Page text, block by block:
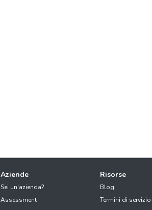
Aziende
Sei un'azienda?
Assessment
Risorse
Blog
Termini di servizio